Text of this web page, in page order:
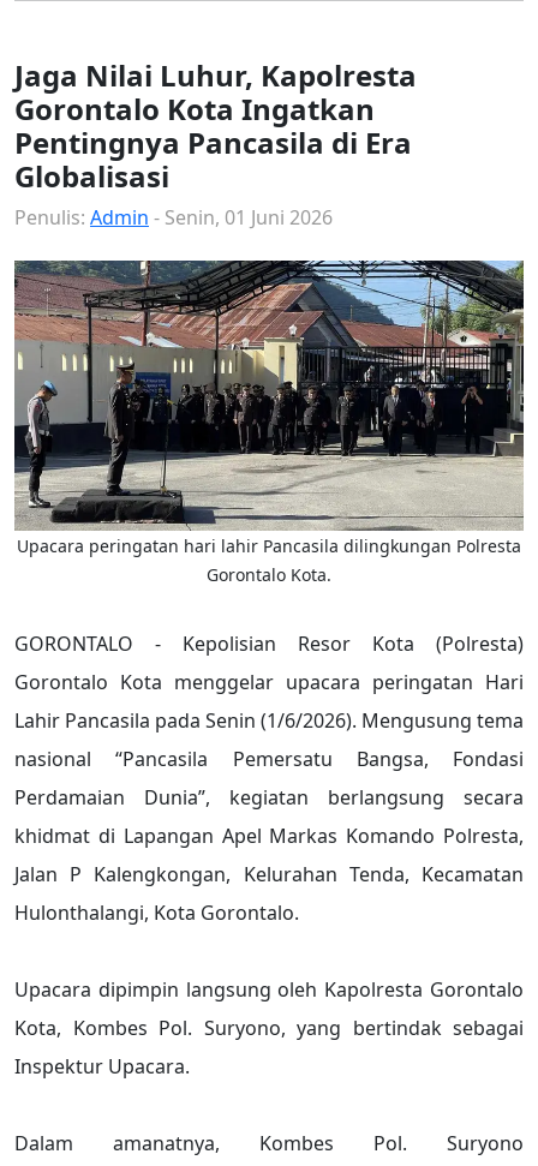
Jaga Nilai Luhur, Kapolresta
Gorontalo Kota Ingatkan
Pentingnya Pancasila di Era
Globalisasi
Penulis: Admin - Senin, 01 Juni 2026
Upacara peringatan hari lahir Pancasila dilingkungan Polresta
Gorontalo Kota.
GORONTALO - Kepolisian Resor Kota (Polresta)
Gorontalo Kota menggelar upacara peringatan Hari
Lahir Pancasila pada Senin (1/6/2026). Mengusung tema
nasional “Pancasila Pemersatu Bangsa, Fondasi
Perdamaian Dunia”, kegiatan berlangsung secara
khidmat di Lapangan Apel Markas Komando Polresta,
Jalan P Kalengkongan, Kelurahan Tenda, Kecamatan
Hulonthalangi, Kota Gorontalo.
Upacara dipimpin langsung oleh Kapolresta Gorontalo
Kota, Kombes Pol. Suryono, yang bertindak sebagai
Inspektur Upacara.
Dalam amanatnya, Kombes Pol. Suryono